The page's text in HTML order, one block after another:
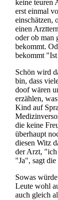
keine teuren
erst einmal
einschätzen,
einen
oder ob man
bekommt.
bekommt
Schön wird
bin, dass
doof wären
erzählen,
Kind auf
die keine
überhaupt
diesen Witz
der Arzt, "ich
"Ja", sagt
Sowas
Leute wohl
auch gleich